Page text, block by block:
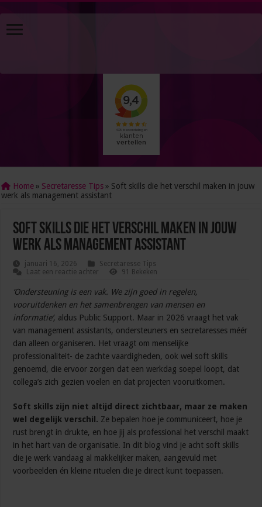
Home » Secretaresse Tips » Soft skills die het verschil maken in jouw
werk als management assistant
Soft skills die het verschil maken in jouw
werk als management assistant
januari 16, 2026
Secretaresse Tips
Laat een reactie achter
91 Bekeken
‘Ondersteuning is een vak. We zijn goed in regelen,
vooruitdenken en het samenbrengen van mensen en
informatie’, aldus Public Support. Maar in 2026 vraagt het vak
van management assistants, ondersteuners en secretaresses méér
dan alleen organiseren. Het vraagt om menselijke
professionaliteit- de zachte vaardigheden, ook wel soft skills
genoemd, die ervoor zorgen dat een werkdag soepel loopt, dat
collega’s zich gezien voelen en dat projecten vooruitkomen.
Soft skills zijn niet altijd direct zichtbaar, maar ze maken
wel degelijk verschil. Ze bepalen hoe je communiceert, hoe je
rust brengt in drukte, en hoe jij als professional het verschil maakt
in het hart van de organisatie. In dit blog vind je acht soft skills
die je werk vandaag al makkelijker maken, aangevuld met
voorbeelden én kleine rituelen die je direct kunt toepassen.